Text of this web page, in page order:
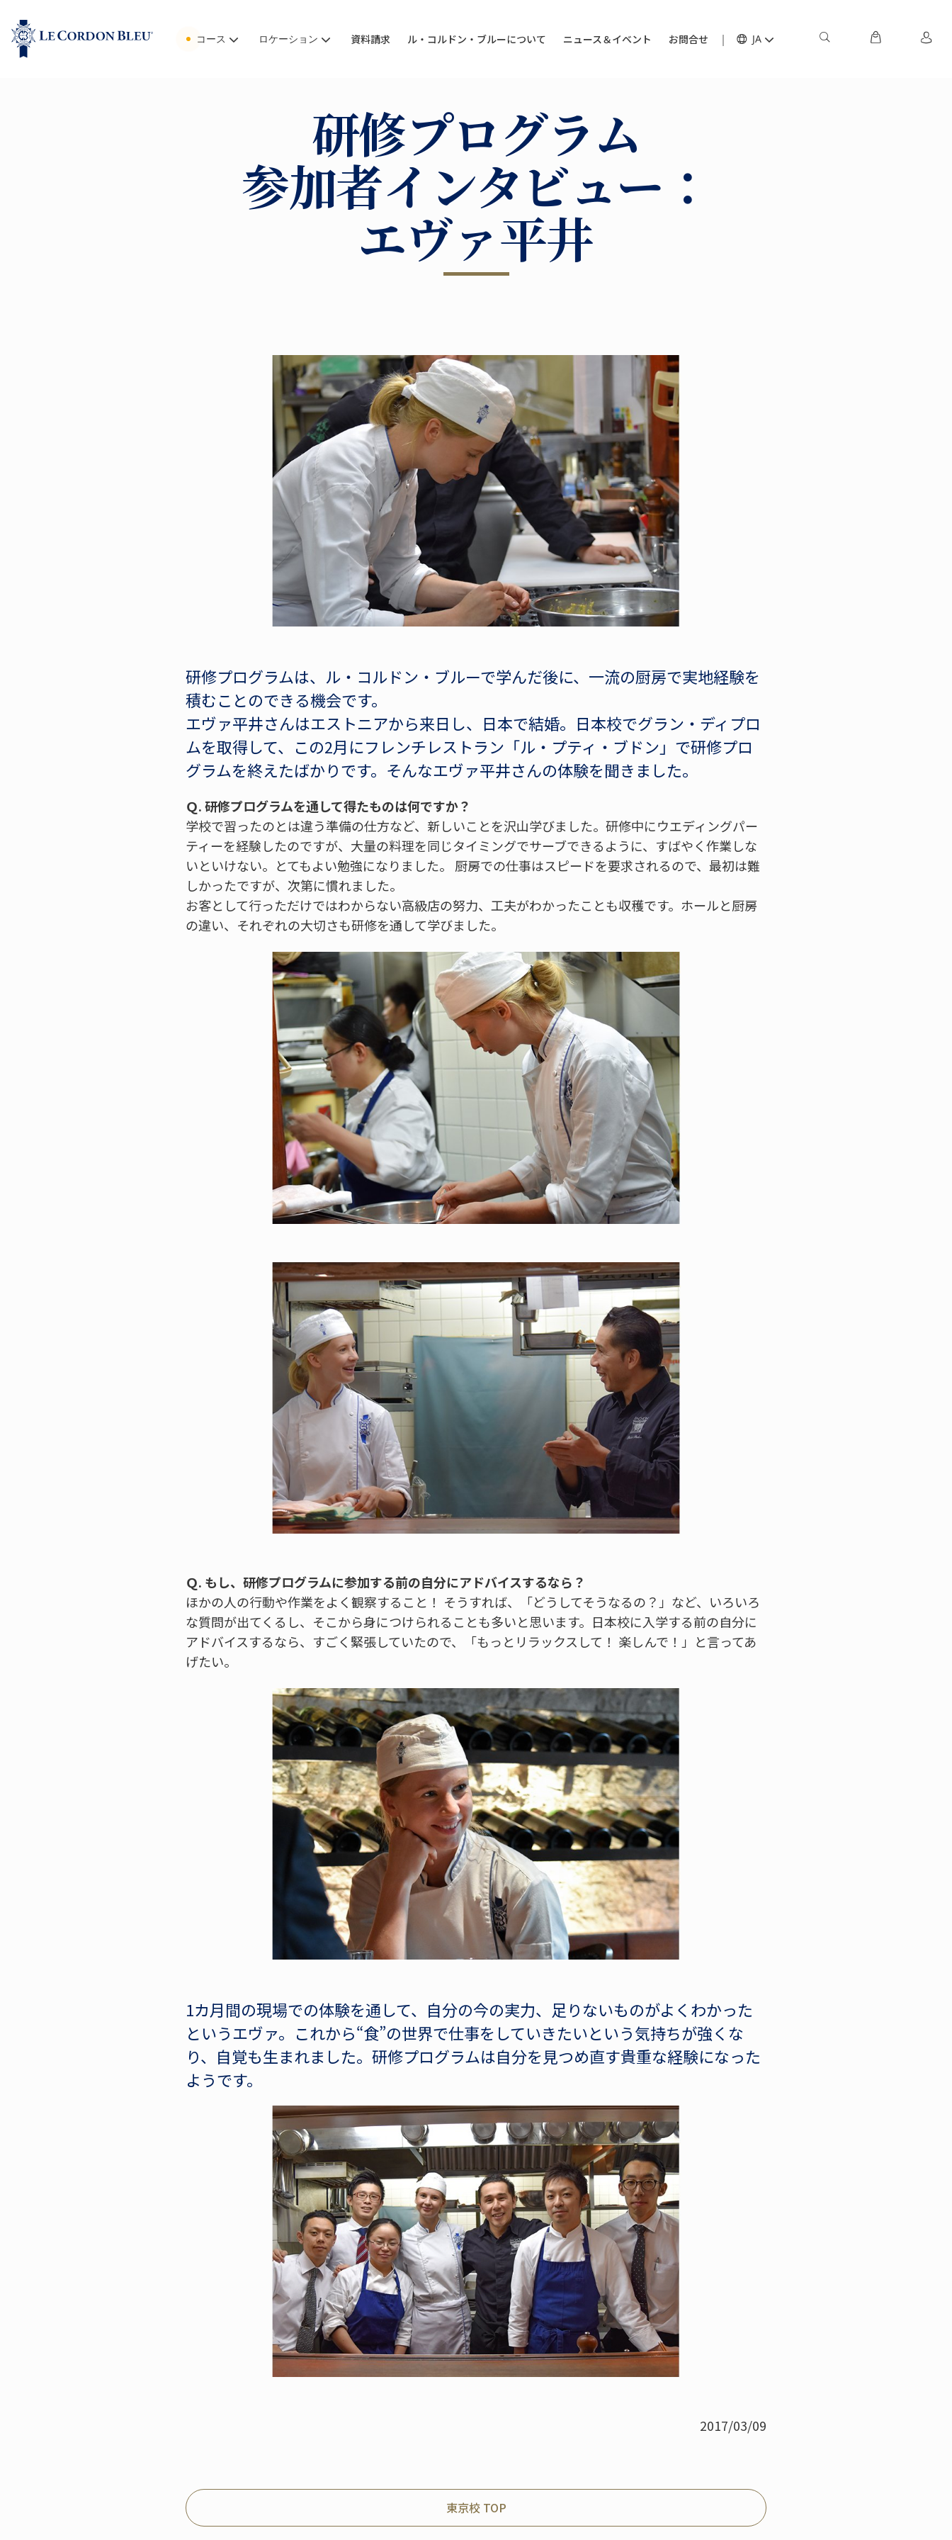
コース ロケーション 資料請求 ル・コルドン・ブルーについて ニュース＆イベント お問合せ JA
研修プログラム
参加者インタビュー：
エヴァ平井
研修プログラムは、ル・コルドン・ブルーで学んだ後に、一流の厨房で実地経験を
積むことのできる機会です。
エヴァ平井さんはエストニアから来日し、日本で結婚。日本校でグラン・ディプロ
ムを取得して、この2月にフレンチレストラン「ル・プティ・ブドン」で研修プロ
グラムを終えたばかりです。そんなエヴァ平井さんの体験を聞きました。
Ｑ. 研修プログラムを通して得たものは何ですか？
学校で習ったのとは違う準備の仕方など、新しいことを沢山学びました。研修中にウエディングパー
ティーを経験したのですが、大量の料理を同じタイミングでサーブできるように、すばやく作業しな
いといけない。とてもよい勉強になりました。 厨房での仕事はスピードを要求されるので、最初は難
しかったですが、次第に慣れました。
お客として行っただけではわからない高級店の努力、工夫がわかったことも収穫です。ホールと厨房
の違い、それぞれの大切さも研修を通して学びました。
Ｑ. もし、研修プログラムに参加する前の自分にアドバイスするなら？
ほかの人の行動や作業をよく観察すること！ そうすれば、「どうしてそうなるの？」など、いろいろ
な質問が出てくるし、そこから身につけられることも多いと思います。日本校に入学する前の自分に
アドバイスするなら、すごく緊張していたので、「もっとリラックスして！ 楽しんで！」と言ってあ
げたい。
1カ月間の現場での体験を通して、自分の今の実力、足りないものがよくわかった
というエヴァ。これから“食”の世界で仕事をしていきたいという気持ちが強くな
り、自覚も生まれました。研修プログラムは自分を見つめ直す貴重な経験になった
ようです。
2017/03/09
東京校 TOP